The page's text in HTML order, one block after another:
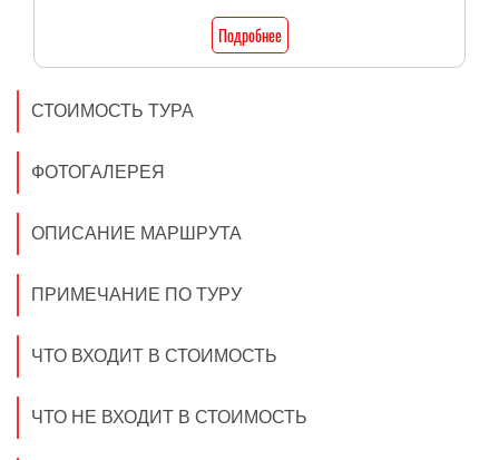
Подробнее
СТОИМОСТЬ ТУРА
ФОТОГАЛЕРЕЯ
ОПИСАНИЕ МАРШРУТА
ПРИМЕЧАНИЕ ПО ТУРУ
ЧТО ВХОДИТ В СТОИМОСТЬ
ЧТО НЕ ВХОДИТ В СТОИМОСТЬ